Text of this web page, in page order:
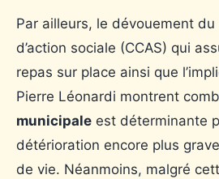
Par ailleurs, le dévouement
d’action sociale (CCAS) qui
repas sur place ainsi que
Pierre Léonardi montrent
municipale est déterminante
détérioration encore plus
de vie. Néanmoins, malgré